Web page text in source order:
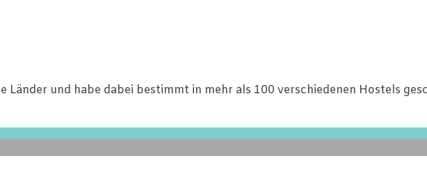
Länder und habe dabei bestimmt in mehr als 100 verschiedenen Hostels